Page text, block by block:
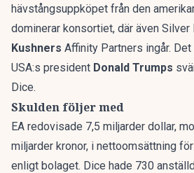
hävstångsuppköpet från den
dominerar konsortiet, där även Silver
Kushners Affinity Partners ingår.
USA:s president Donald Trumps
Dice.
Skulden följer med
EA redovisade 7,5 miljarder dollar,
miljarder kronor, i nettoomsättning
enligt bolaget. Dice hade 730